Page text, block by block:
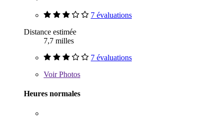
7 évaluations
Distance estimée
7,7 milles
7 évaluations
VoirPhotos
Heures normales